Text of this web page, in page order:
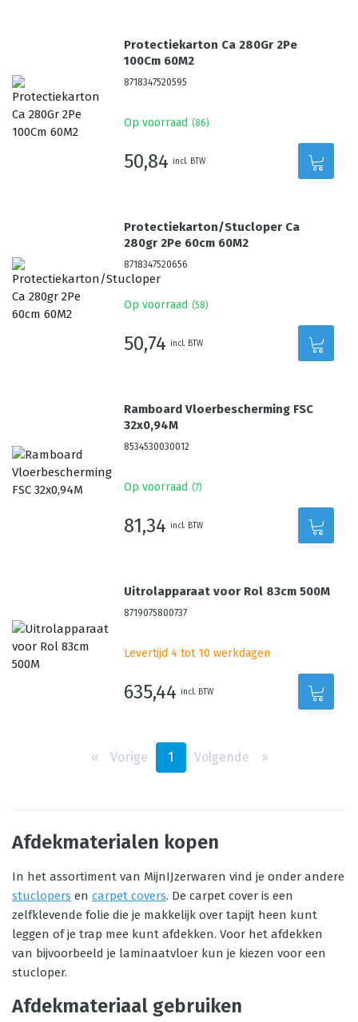
Protectiekarton Ca 280Gr 2Pe
100Cm 60M2
8718347520595
Op voorraad (86)
50,84 incl. BTW
Protectiekarton/Stucloper Ca
280gr 2Pe 60cm 60M2
8718347520656
Op voorraad (58)
50,74 incl. BTW
Ramboard Vloerbescherming FSC
32x0,94M
8534530030012
Op voorraad (7)
81,34 incl. BTW
Uitrolapparaat voor Rol 83cm 500M
8719075800737
Levertijd 4 tot 10 werkdagen
635,44 incl. BTW
‹‹ Vorige 1 Volgende ››
Afdekmaterialen kopen
In het assortiment van MijnIJzerwaren vind je onder andere
stuclopers en carpet covers. De carpet cover is een
zelfklevende folie die je makkelijk over tapijt heen kunt
leggen of je trap mee kunt afdekken. Voor het afdekken
van bijvoorbeeld je laminaatvloer kun je kiezen voor een
stucloper.
Afdekmateriaal gebruiken